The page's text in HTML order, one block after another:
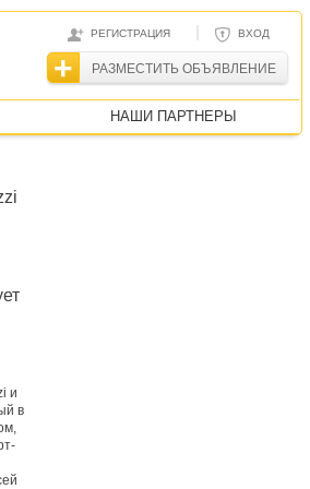
РЕГИСТРАЦИЯ | ВХОД
РАЗМЕСТИТЬ ОБЪЯВЛЕНИЕ
НАШИ ПАРТНЕРЫ
и
в